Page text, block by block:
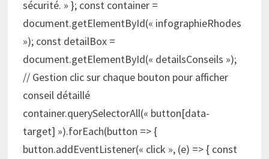
sécurité. » }; const container =
document.getElementById(« infographieRhodes
»); const detailBox =
document.getElementById(« detailsConseils »);
// Gestion clic sur chaque bouton pour afficher
conseil détaillé
container.querySelectorAll(« button[data-
target] »).forEach(button => {
button.addEventListener(« click », (e) => { const